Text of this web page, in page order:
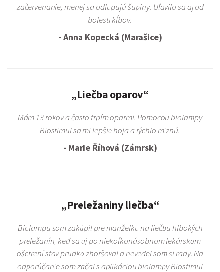
začervenanie, menej sa odlupujú šupiny. Uľavilo sa aj od
bolesti kĺbov.
- Anna Kopecká (Marašice)
„Liečba oparov“
Mám 13 rokov a často trpím oparmi. Pomocou biolampy
Biostimul sa mi lepšie hoja a rýchlo miznú.
- Marie Říhová (Zámrsk)
„Preležaniny liečba“
Biolampu som zakúpil pre manželku na liečbu hlbokých
preležanín, keď sa aj po niekoľkonásobnom lekárskom
ošetrení stav prudko zhoršoval a nevedel som si rady. Na
odporúčanie som začal s aplikáciou biolampy Biostimul